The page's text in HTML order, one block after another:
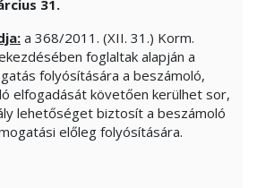
31.
a 368/2011. (XII. 31.) Korm.
foglaltak alapján a
folyósítására a beszámoló,
elfogadását követően kerülhet sor,
lehetőséget biztosít a beszámoló
előleg folyósítására.